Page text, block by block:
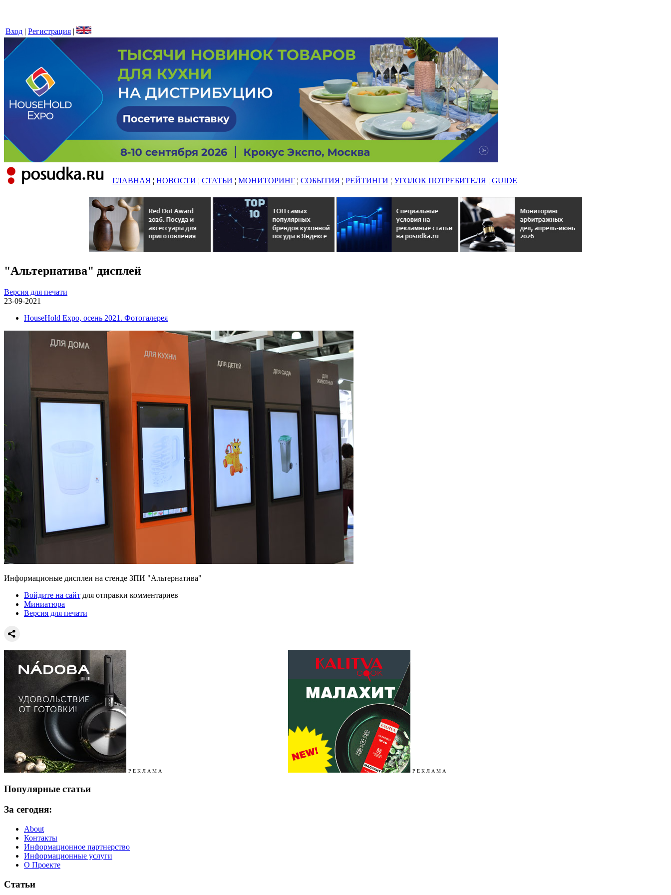
Вход | Регистрация |
ГЛАВНАЯ ¦ НОВОСТИ ¦ СТАТЬИ ¦ МОНИТОРИНГ ¦ СОБЫТИЯ ¦ РЕЙТИНГИ ¦ УГОЛОК ПОТРЕБИТЕЛЯ ¦ GUIDE
"Альтернатива" дисплей
Версия для печати
23-09-2021
HouseHold Expo, осень 2021. Фотогалерея
Информационые дисплеи на стенде ЗПИ "Альтернатива"
Войдите на сайт для отправки комментариев
Миниатюра
Версия для печати
Р Е К Л А М А Р Е К Л А М А
Популярные статьи
За сегодня:
About
Контакты
Информационное партнерство
Информационные услуги
О Проекте
Статьи